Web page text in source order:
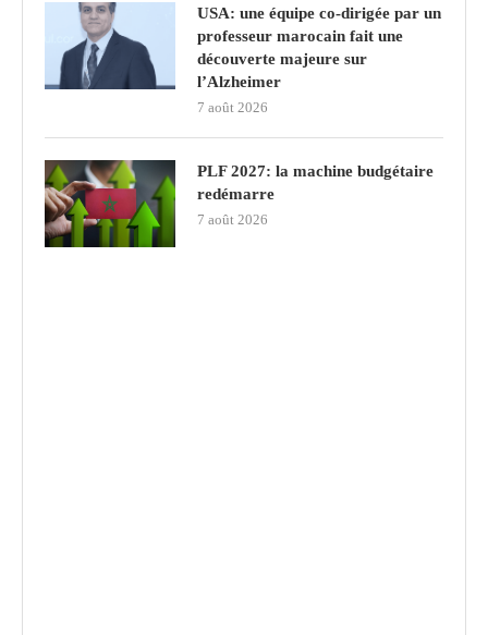
USA: une équipe co-dirigée par un
professeur marocain fait une
découverte majeure sur
l’Alzheimer
7 août 2026
PLF 2027: la machine budgétaire
redémarre
7 août 2026